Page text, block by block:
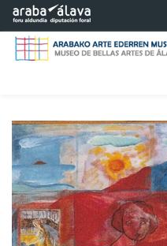
Saltar al contenido principal